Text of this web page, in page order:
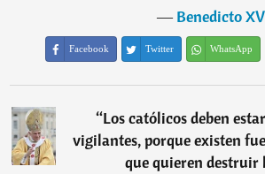
―Benedicto
Facebook Twitter WhatsApp
“Los católicos deben
vigilantes, porque existen
que quieren destruir